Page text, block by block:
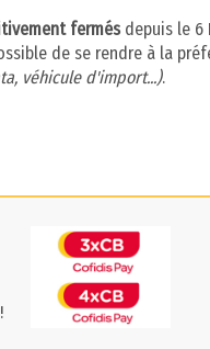
fermés depuis le 6
de se rendre à la
véhicule d'import...).